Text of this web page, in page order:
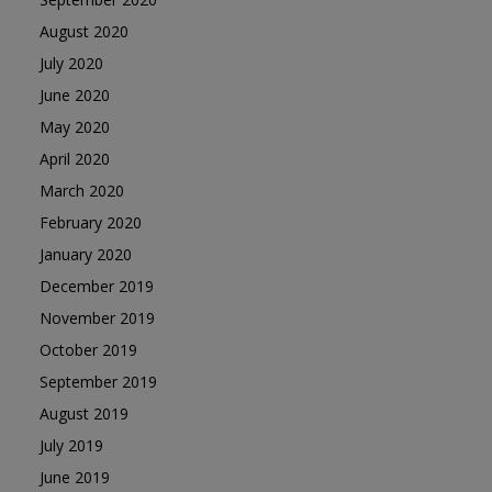
August 2020
July 2020
June 2020
May 2020
April 2020
March 2020
February 2020
January 2020
December 2019
November 2019
October 2019
September 2019
August 2019
July 2019
June 2019